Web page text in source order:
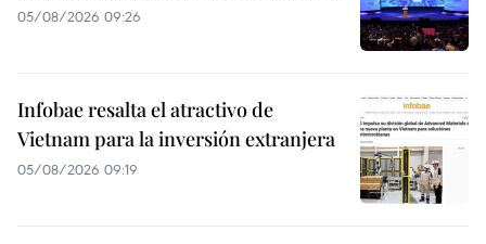
05/08/2026 09:26
Infobae resalta el atractivo de
Vietnam para la inversión extranjera
05/08/2026 09:19